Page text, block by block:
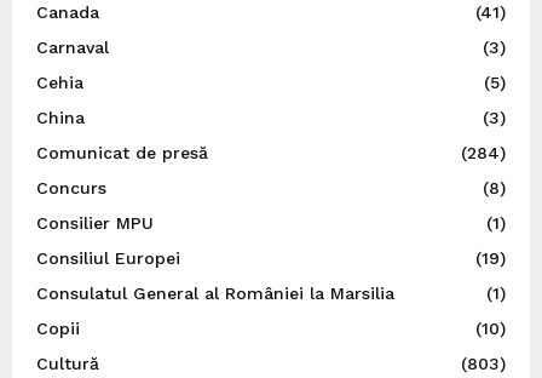
Canada
(41)
Carnaval
(3)
Cehia
(5)
China
(3)
Comunicat de presă
(284)
Concurs
(8)
Consilier MPU
(1)
Consiliul Europei
(19)
Consulatul General al României la Marsilia
(1)
Copii
(10)
Cultură
(803)